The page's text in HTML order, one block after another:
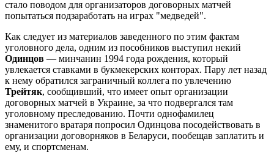
стало поводом для организаторов договорных матчей
попытаться подзаработать на играх "медведей".
Как следует из материалов заведенного по этим фактам
уголовного дела, одним из пособников выступил некий
Одинцов — минчанин 1994 года рождения, который
увлекается ставками в букмекерских конторах. Пару лет назад
к нему обратился заграничный коллега по увлечению
Трейтяк, сообщивший, что имеет опыт организации
договорных матчей в Украине, за что подвергался там
уголовному преследованию. Почти однофамилец
знаменитого вратаря попросил Одинцова посодействовать в
организации договорняков в Беларуси, пообещав заплатить и
ему, и спортсменам.